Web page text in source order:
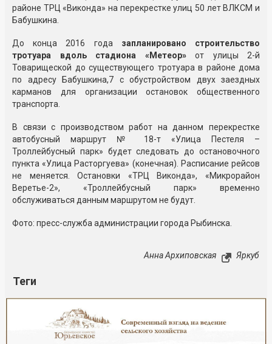
районе ТРЦ «Виконда» на перекрестке улиц 50 лет ВЛКСМ и
Бабушкина.
До конца 2016 года запланировано строительство
тротуара вдоль стадиона «Метеор»от улицы 2-й
Товарищеской до существующего тротуара в районе дома
по адресу Бабушкина,7 с обустройством двух заездных
карманов для организации остановок общественного
транспорта.
В связи с производством работ на данном перекрестке
автобусный маршрут № 18-т «Улица Пестеля –
Троллейбусный парк» будет следовать до остановочного
пункта «Улица Расторгуева» (конечная). Расписание рейсов
не меняется. Остановки «ТРЦ Виконда», «Микрорайон
Веретье-2», «Троллейбусный парк» временно
обслуживаться данным маршрутом не будут.
Фото: пресс-служба администрации города Рыбинска.
Анна Архиповская Яркуб
Теги